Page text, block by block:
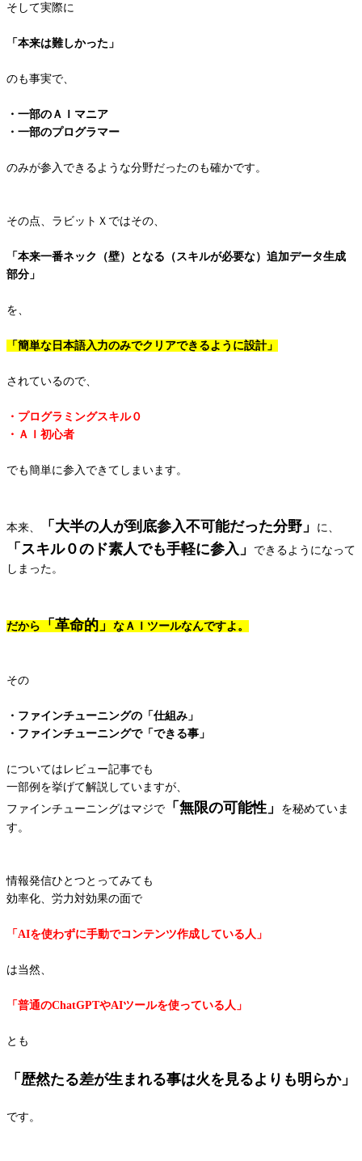
そして実際に
「本来は難しかった」
のも事実で、
・一部のＡＩマニア
・一部のプログラマー
のみが参入できるような分野だったのも確かです。
その点、ラビットＸではその、
「本来一番ネック（壁）となる（スキルが必要な）追加データ生成
部分」
を、
「簡単な日本語入力のみでクリアできるように設計」
されているので、
・プログラミングスキル０
・ＡＩ初心者
でも簡単に参入できてしまいます。
本来、 「大半の人が到底参入不可能だった分野」 に、
「スキル０のド素人でも手軽に参入」
できるようになって
しまった。
だから「革命的」なＡＩツールなんですよ。
その
・ファインチューニングの「仕組み」
・ファインチューニングで「できる事」
についてはレビュー記事でも
一部例を挙げて解説していますが、
ファインチューニングはマジで
「無限の可能性」
を秘めていま
す。
情報発信ひとつとってみても
効率化、労力対効果の面で
「AIを使わずに手動でコンテンツ作成している人」
は当然、
「普通のChatGPTやAIツールを使っている人」
とも
「歴然たる差が生まれる事は火を見るよりも明らか」
です。